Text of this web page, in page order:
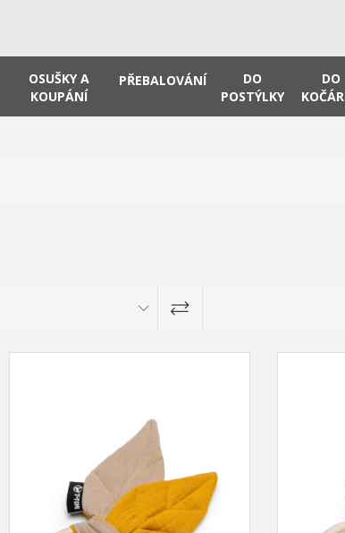
OSUŠKY A
KOUPÁNÍ
PŘEBALOVÁNÍ
DO
POSTÝLKY
DO